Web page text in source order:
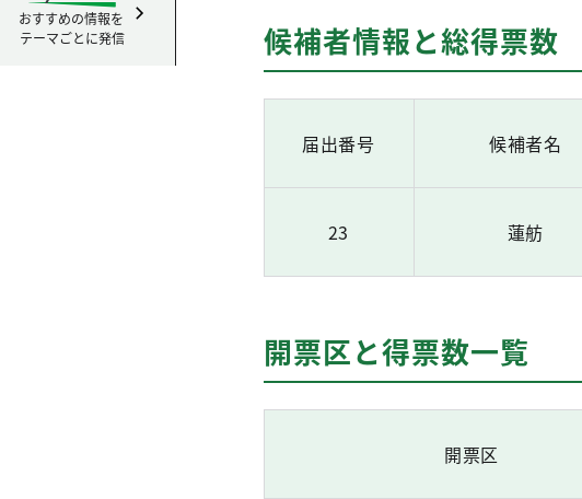
おすすめの情報を
テーマごとに発信
候補者情報と総得票数
届出番号 候補者名
23 蓮舫
開票区と得票数一覧
開票区